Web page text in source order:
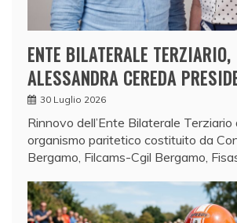
ENTE BILATERALE TERZIARIO,
ALESSANDRA CEREDA
30 Luglio 2026
Rinnovo dell’Ente Bilaterale Terziario
organismo paritetico costituito da
Bergamo, Filcams-Cgil Bergamo,